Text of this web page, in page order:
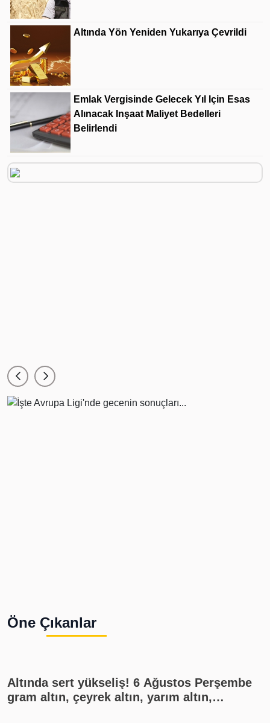
Altında Yön Yeniden Yukarıya Çevrildi
Emlak Vergisinde Gelecek Yıl Için Esas
Alınacak Inşaat Maliyet Bedelleri
Belirlendi
Öne Çıkanlar
Altında sert yükseliş! 6 Ağustos Perşembe
gram altın, çeyrek altın, yarım altın,